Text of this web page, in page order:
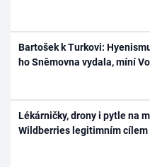
Bartošek k Turkovi:
ho Sněmovna vydala, míní
Lékárničky, drony i pytle na
Wildberries legitimním cílem